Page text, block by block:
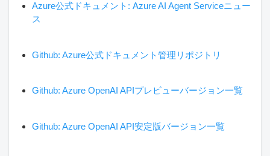
Azure公式ドキュメント: Azure AI Agent Serviceニュー
ス
Github: Azure公式ドキュメント管理リポジトリ
Github: Azure OpenAI APIプレビューバージョン一覧
Github: Azure OpenAI API安定版バージョン一覧